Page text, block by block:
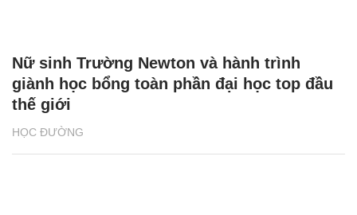
HỌC ĐƯỜNG
Nữ sinh Trường Newton và hành trình
giành học bổng toàn phần đại học top đầu
thế giới